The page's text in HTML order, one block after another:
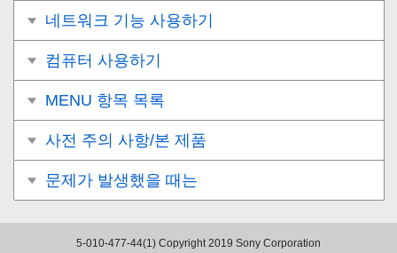
네트워크 기능 사용하기
컴퓨터 사용하기
MENU 항목 목록
사전 주의 사항/본 제품
문제가 발생했을 때는
5-010-477-44(1) Copyright 2019 Sony Corporation